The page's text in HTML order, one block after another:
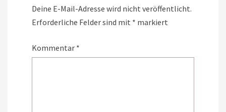
Deine E-Mail-Adresse wird nicht veröffentlicht.
Erforderliche Felder sind mit * markiert
Kommentar *